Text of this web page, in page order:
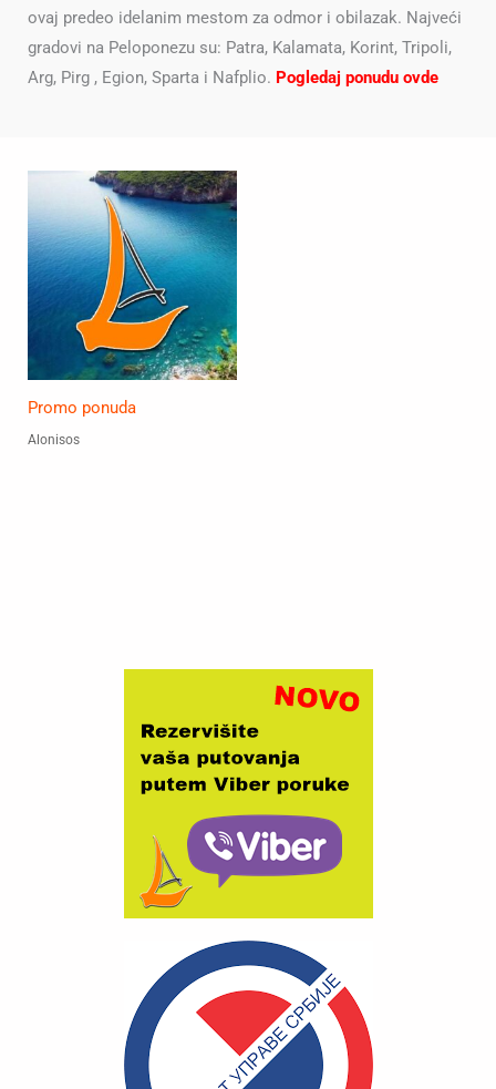
ovaj predeo idelanim mestom za odmor i obilazak. Najveći
gradovi na Peloponezu su: Patra, Kalamata, Korint, Tripoli,
Arg, Pirg , Egion, Sparta i Nafplio. Pogledaj ponudu ovde
Promo ponuda
Alonisos